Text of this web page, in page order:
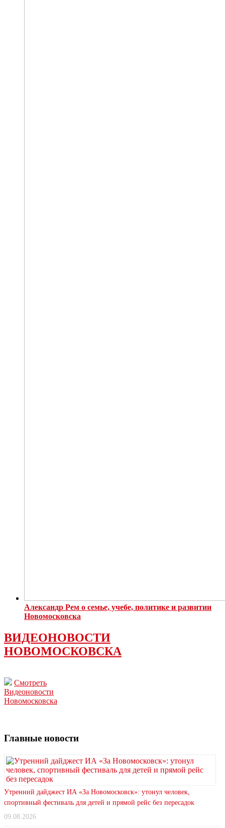
Александр Рем о семье, учебе, политике и развитии
Новомосковска
ВИДЕОНОВОСТИ
НОВОМОСКОВСКА
Смотреть
Видеоновости
Новомосковска
Главные новости
Утренний дайджест ИА «За Новомосковск»: утонул человек,
спортивный фестиваль для детей и прямой рейс без пересадок
09.08.2026